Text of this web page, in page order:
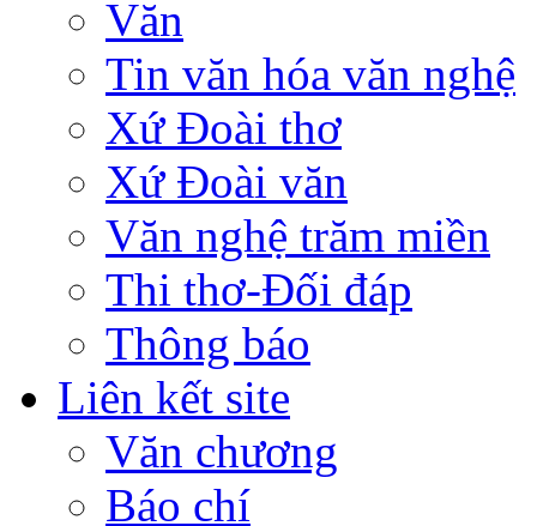
Văn
Tin văn hóa văn nghệ
Xứ Đoài thơ
Xứ Đoài văn
Văn nghệ trăm miền
Thi thơ-Đối đáp
Thông báo
Liên kết site
Văn chương
Báo chí